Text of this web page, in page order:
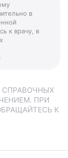
в
к врачу, в
СПРАВОЧНЫХ
ПРИ
К